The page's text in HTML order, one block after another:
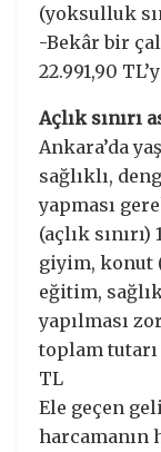
(yoksulluk
-Bekâr bir
22.991,90
Açlık sınırı
Ankara’da
sağlıklı,
yapması
(açlık sınırı)
giyim, konut
eğitim,
yapılması
toplam tutarı
TL
Ele geçen
harcamanın